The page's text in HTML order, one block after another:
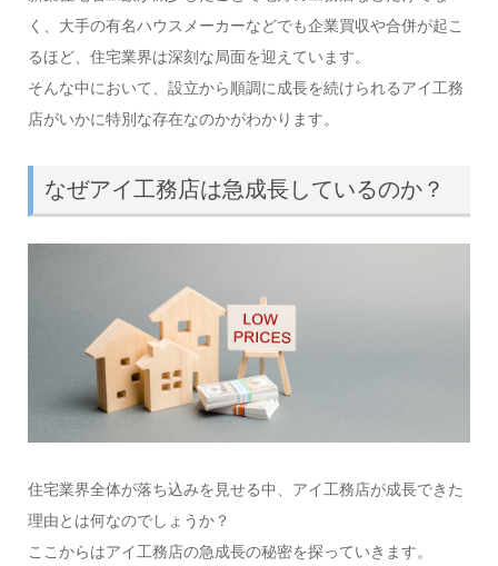
く、大手の有名ハウスメーカーなどでも企業買収や合併が起こ
るほど、住宅業界は深刻な局面を迎えています。
そんな中において、設立から順調に成長を続けられるアイ工務
店がいかに特別な存在なのかがわかります。
なぜアイ工務店は急成長しているのか？
住宅業界全体が落ち込みを見せる中、アイ工務店が成長できた
理由とは何なのでしょうか？
ここからはアイ工務店の急成長の秘密を探っていきます。